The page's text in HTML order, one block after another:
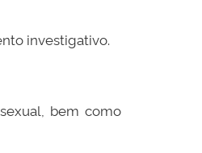
investigativo.
bem como